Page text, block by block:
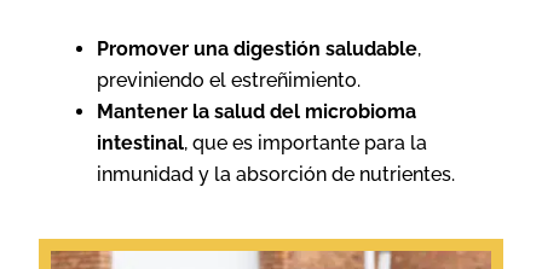
Promover una digestión saludable,
previniendo el estreñimiento.
Mantener la salud del microbioma
intestinal, que es importante para la
inmunidad y la absorción de nutrientes.